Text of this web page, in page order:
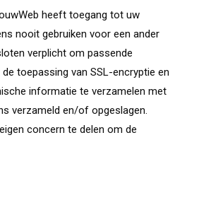
heeft toegang tot uw
nooit gebruiken voor een ander
verplicht om passende
toepassing van SSL-encryptie en
informatie te verzamelen met
verzameld en/of opgeslagen.
concern te delen om de